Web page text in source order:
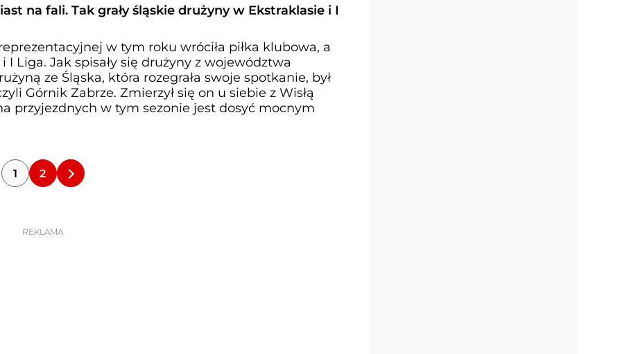
na fali. Tak grały śląskie drużyny w Ekstraklasie i I
w tym roku wróciła piłka klubowa, a
I Liga. Jak spisały się drużyny z województwa
ze Śląska, która rozegrała swoje spotkanie, był
Górnik Zabrze. Zmierzył się on u siebie z Wisłą
przyjezdnych w tym sezonie jest dosyć mocnym
1 2
REKLAMA